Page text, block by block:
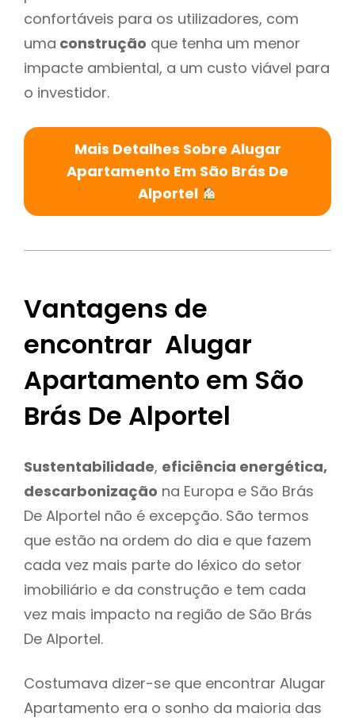
confortáveis para os utilizadores, com
uma construção que tenha um menor
impacte ambiental, a um custo viável para
o investidor.
Mais Detalhes Sobre Alugar
Apartamento Em São Brás De
Alportel
Vantagens de
encontrar Alugar
Apartamento em São
Brás De Alportel
Sustentabilidade, eficiência energética,
descarbonização na Europa e São Brás
De Alportel não é excepção. São termos
que estão na ordem do dia e que fazem
cada vez mais parte do léxico do setor
imobiliário e da construção e tem cada
vez mais impacto na região de São Brás
De Alportel.
Costumava dizer-se que encontrar Alugar
Apartamento era o sonho da maioria das